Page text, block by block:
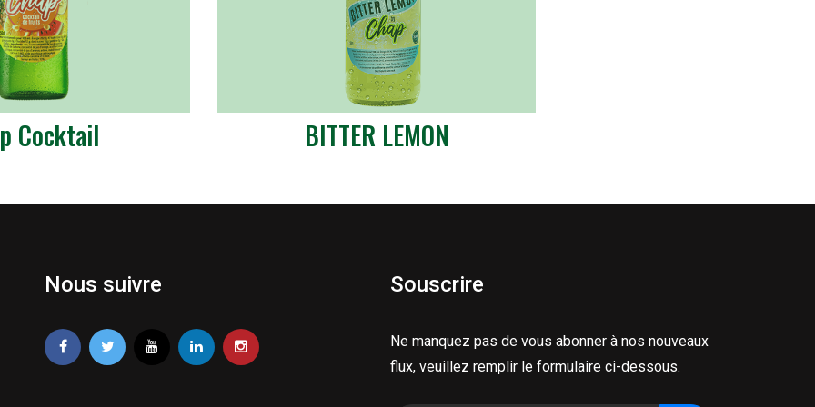
Cocktail BITTER LEMON
Nous suivre Souscrire
Ne manquez pas de vous abonner à nos nouveaux
flux, veuillez remplir le formulaire ci-dessous.